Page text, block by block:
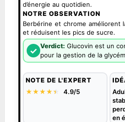
d’énergie au quotidien.
NOTRE OBSERVATION
Berbérine et chrome améliorent
et réduisent les pics de sucre.
✓ Verdict: Glucovin est un
pour la gestion de la
NOTE DE L'EXPERT
★★★★★
★ 4.9/5
en